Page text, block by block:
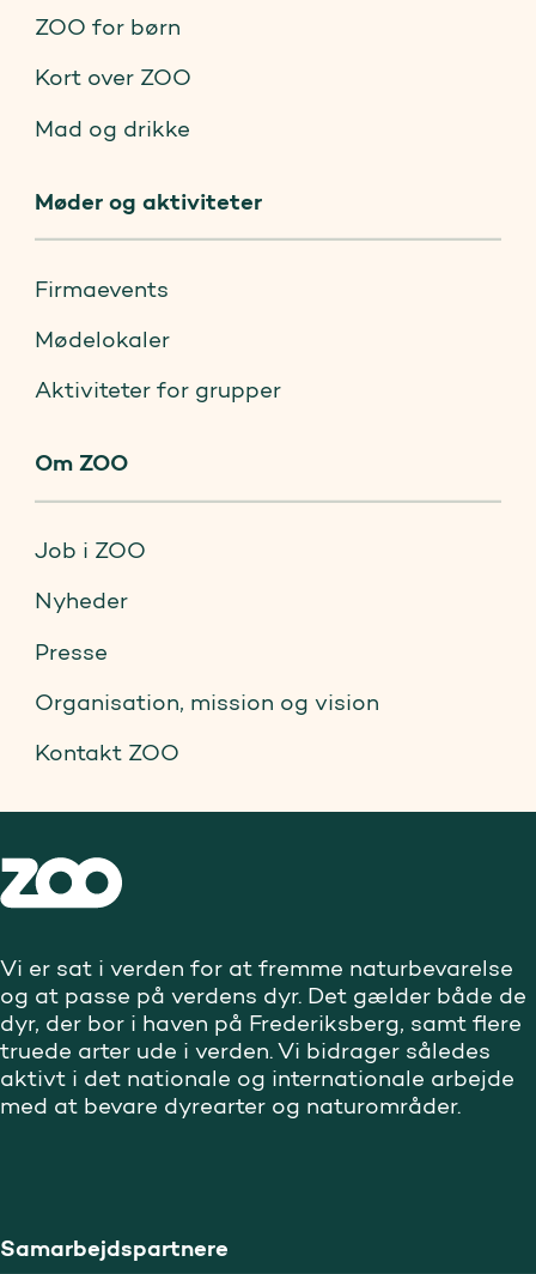
ZOO for børn
Kort over ZOO
Mad og drikke
Møder og aktiviteter
Firmaevents
Mødelokaler
Aktiviteter for grupper
Om ZOO
Job i ZOO
Nyheder
Presse
Organisation, mission og vision
Kontakt ZOO
Vi er sat i verden for at fremme naturbevarelse
og at passe på verdens dyr. Det gælder både de
dyr, der bor i haven på Frederiksberg, samt flere
truede arter ude i verden. Vi bidrager således
aktivt i det nationale og internationale arbejde
med at bevare dyrearter og naturområder.
Samarbejdspartnere